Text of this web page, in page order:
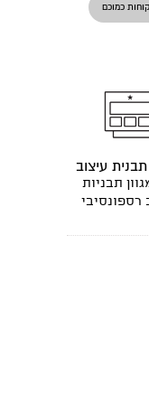
כמוכם
עיצוב
תבניות
רספונסיבי